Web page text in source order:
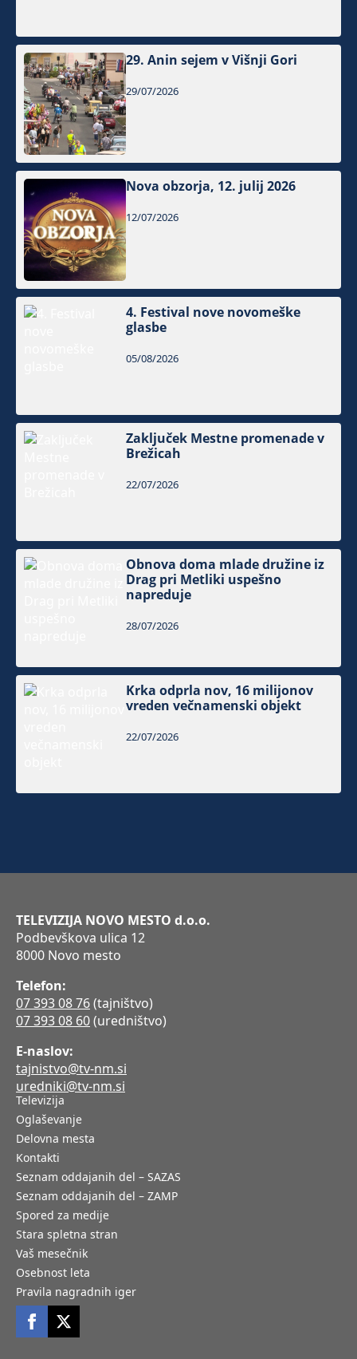
29. Anin sejem v Višnji Gori
29/07/2026
Nova obzorja, 12. julij 2026
12/07/2026
4. Festival nove novomeške
glasbe
05/08/2026
Zaključek Mestne promenade v
Brežicah
22/07/2026
Obnova doma mlade družine iz
Drag pri Metliki uspešno
napreduje
28/07/2026
Krka odprla nov, 16 milijonov
vreden večnamenski objekt
22/07/2026
TELEVIZIJA NOVO MESTO d.o.o.
Podbevškova ulica 12
8000 Novo mesto
Telefon:
07 393 08 76(tajništvo)
07 393 08 60(uredništvo)
E-naslov:
tajnistvo@tv-nm.si
uredniki@tv-nm.si
Televizija
Oglaševanje
Delovna mesta
Kontakti
Seznam oddajanih del – SAZAS
Seznam oddajanih del – ZAMP
Spored za medije
Stara spletna stran
Vaš mesečnik
Osebnost leta
Pravila nagradnih iger